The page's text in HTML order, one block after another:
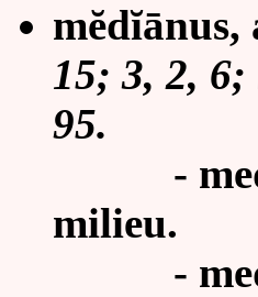
15; 3, 2,
95.
-
milieu.
-